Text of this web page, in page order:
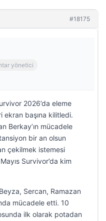
#18175
yönetici
2026’da eleme
ekran başına kilitledi.
Berkay’ın mücadele
bir an olsun
çekilmek istemesi
Survivor’da kim
Sercan, Ramazan
mücadele etti. 10
ilk olarak potadan